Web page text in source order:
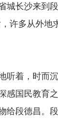
城长沙来到
许多从外
着，时而沉
感国民教育
给段德昌。